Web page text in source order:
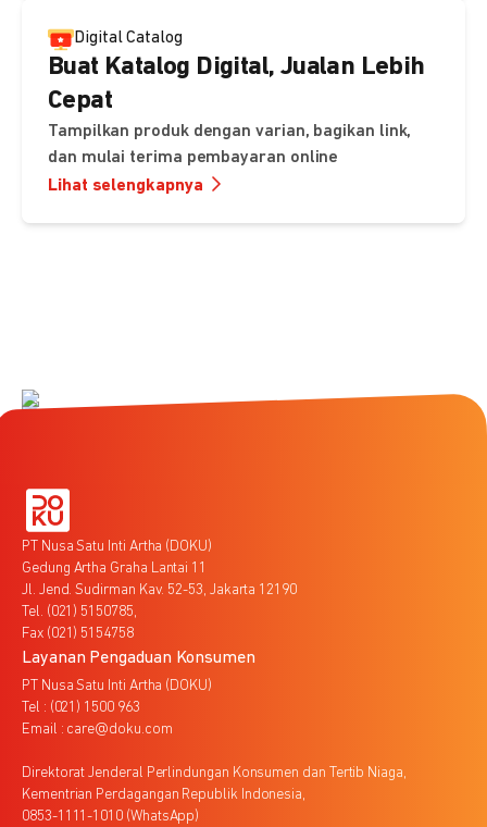
Digital Catalog
Buat Katalog Digital, Jualan Lebih
Cepat
Tampilkan produk dengan varian, bagikan link,
dan mulai terima pembayaran online
Lihat selengkapnya
PT Nusa Satu Inti Artha (DOKU)
Gedung Artha Graha Lantai 11
Jl. Jend. Sudirman Kav. 52-53, Jakarta 12190
Tel. (021) 5150785,
Fax (021) 5154758
Layanan Pengaduan Konsumen
PT Nusa Satu Inti Artha (DOKU)
Tel : (021) 1500 963
Email : care@doku.com
Direktorat Jenderal Perlindungan Konsumen dan Tertib Niaga,
Kementrian Perdagangan Republik Indonesia,
0853-1111-1010 (WhatsApp)